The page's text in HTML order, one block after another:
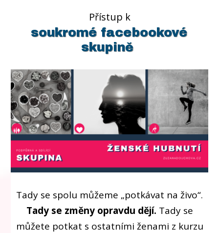
Přístup k
soukromé facebookové
skupině
Tady se spolu můžeme „potkávat na živo“.
Tady se změny opravdu dějí. Tady se
můžete potkat s ostatními ženami z kurzu